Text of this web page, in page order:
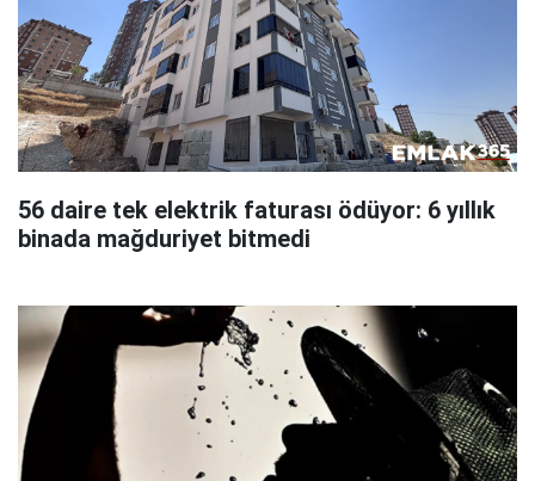
56 daire tek elektrik faturası ödüyor: 6 yıllık
binada mağduriyet bitmedi